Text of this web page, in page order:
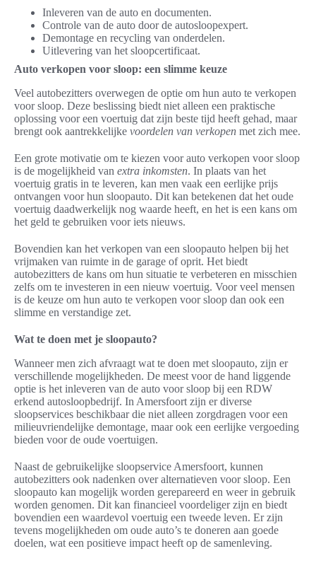
Inleveren van de auto en documenten.
Controle van de auto door de autosloopexpert.
Demontage en recycling van onderdelen.
Uitlevering van het sloopcertificaat.
Auto verkopen voor sloop: een slimme keuze
Veel autobezitters overwegen de optie om hun auto te verkopen
voor sloop. Deze beslissing biedt niet alleen een praktische
oplossing voor een voertuig dat zijn beste tijd heeft gehad, maar
brengt ook aantrekkelijke voordelen van verkopen met zich mee.
Een grote motivatie om te kiezen voor auto verkopen voor sloop
is de mogelijkheid van extra inkomsten. In plaats van het
voertuig gratis in te leveren, kan men vaak een eerlijke prijs
ontvangen voor hun sloopauto. Dit kan betekenen dat het oude
voertuig daadwerkelijk nog waarde heeft, en het is een kans om
het geld te gebruiken voor iets nieuws.
Bovendien kan het verkopen van een sloopauto helpen bij het
vrijmaken van ruimte in de garage of oprit. Het biedt
autobezitters de kans om hun situatie te verbeteren en misschien
zelfs om te investeren in een nieuw voertuig. Voor veel mensen
is de keuze om hun auto te verkopen voor sloop dan ook een
slimme en verstandige zet.
Wat te doen met je sloopauto?
Wanneer men zich afvraagt wat te doen met sloopauto, zijn er
verschillende mogelijkheden. De meest voor de hand liggende
optie is het inleveren van de auto voor sloop bij een RDW
erkend autosloopbedrijf. In Amersfoort zijn er diverse
sloopservices beschikbaar die niet alleen zorgdragen voor een
milieuvriendelijke demontage, maar ook een eerlijke vergoeding
bieden voor de oude voertuigen.
Naast de gebruikelijke sloopservice Amersfoort, kunnen
autobezitters ook nadenken over alternatieven voor sloop. Een
sloopauto kan mogelijk worden gerepareerd en weer in gebruik
worden genomen. Dit kan financieel voordeliger zijn en biedt
bovendien een waardevol voertuig een tweede leven. Er zijn
tevens mogelijkheden om oude auto’s te doneren aan goede
doelen, wat een positieve impact heeft op de samenleving.